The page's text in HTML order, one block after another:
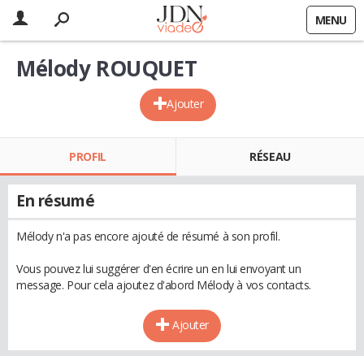
MENU
Ajouter
Mélody ROUQUET
PROFIL RÉSEAU
En résumé
Mélody n'a pas encore ajouté de résumé à son profil.
Vous pouvez lui suggérer d'en écrire un en lui envoyant un
message. Pour cela ajoutez d'abord Mélody à vos contacts.
Ajouter